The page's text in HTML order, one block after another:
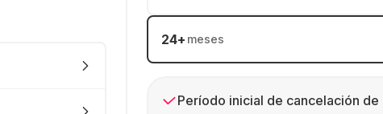
24+ meses
Período inicial de cancelación de